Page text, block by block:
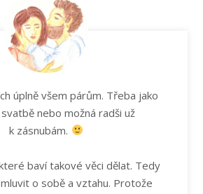
úplně všem párům. Třeba jako
nebo možná radši už
k zásnubám.
baví takové věci dělat. Tedy
o sobě a vztahu. Protože